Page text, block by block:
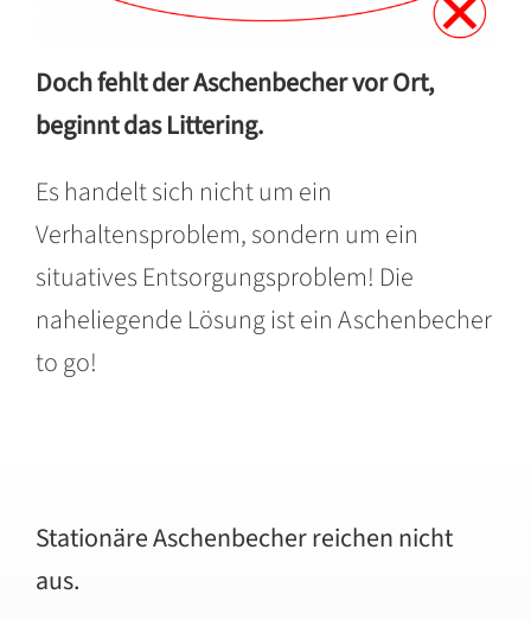
Doch fehlt der Aschenbecher vor Ort,
beginnt das Littering.
Es handelt sich nicht um ein
Verhaltensproblem, sondern um ein
situatives Entsorgungsproblem! Die
naheliegende Lösung ist ein Aschenbecher
to go!
Stationäre Aschenbecher reichen nicht
aus.